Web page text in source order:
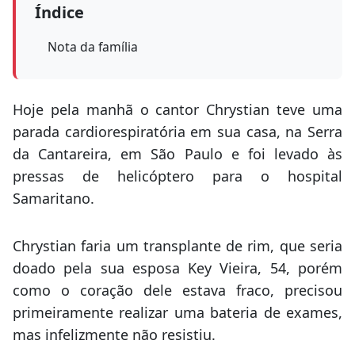
Índice
Nota da família
Hoje pela manhã o cantor Chrystian teve uma
parada cardiorespiratória em sua casa, na Serra
da Cantareira, em São Paulo e foi levado às
pressas de helicóptero para o hospital
Samaritano.
Chrystian faria um transplante de rim, que seria
doado pela sua esposa Key Vieira, 54, porém
como o coração dele estava fraco, precisou
primeiramente realizar uma bateria de exames,
mas infelizmente não resistiu.